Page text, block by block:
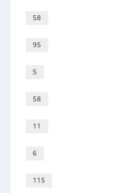
58
95
5
58
11
6
115